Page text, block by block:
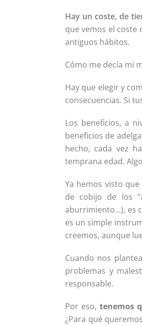
Hay un coste, de
que vemos el coste
antiguos hábitos.
Cómo me decía mi
Hay que elegir y
consecuencias. Si
Los beneficios, a
beneficios de
hecho, cada vez
temprana edad.
Ya hemos visto
de cobijo de los
aburrimiento…), es
es un simple
creemos, aunque
Cuando nos
problemas y
responsable.
Por eso,tenemos
¿Para qué